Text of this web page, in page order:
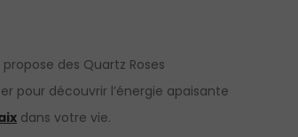
des Quartz Roses
pour découvrir l’énergie apaisante
dans votre vie.